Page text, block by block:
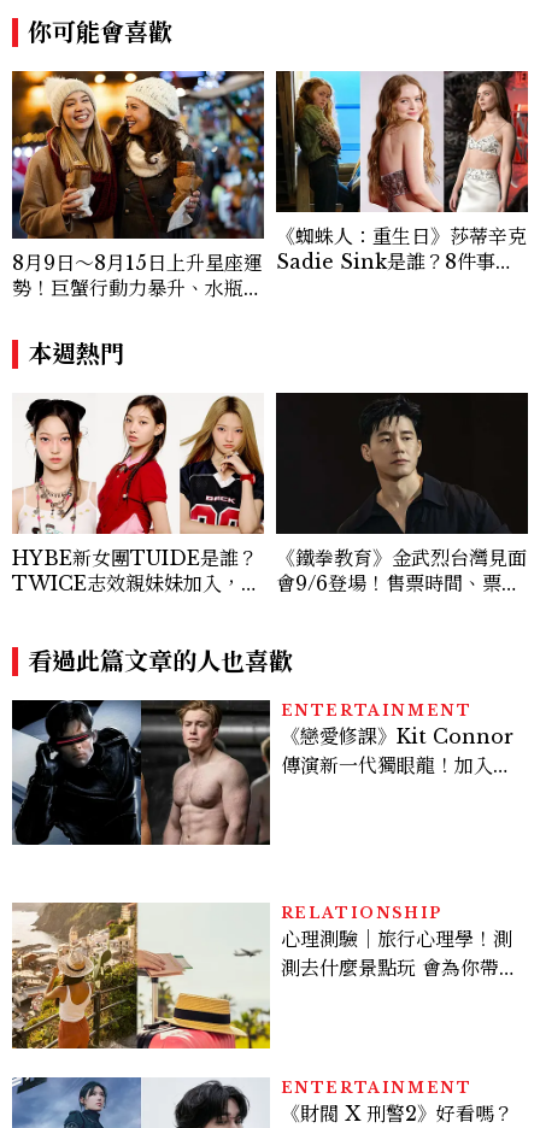
你可能會喜歡
8月9日～8月15日上升星座運
勢！巨蟹行動力暴升、水瓶迎
《蜘蛛人：重生日》莎蒂辛克
Sadie Sink是誰？8件事認
本週熱門
HYBE新女團TUIDE是誰？
TWICE志效親妹妹加入，7
《鐵拳教育》金武烈台灣見面
會9/6登場！售票時間、票
看過此篇文章的人也喜歡
ENTERTAINMENT
《戀愛修課》Kit Connor
傳演新一代獨眼龍！加入新
RELATIONSHIP
心理測驗｜旅行心理學！測
測去什麼景點玩 會為你帶來
ENTERTAINMENT
《財閥 X 刑警2》好看嗎？